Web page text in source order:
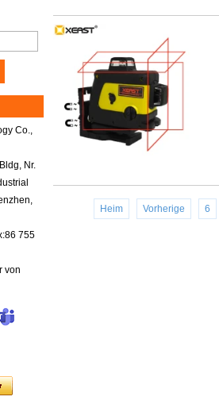
Co.,
Nr.
755
von
Heim Vorherige 6